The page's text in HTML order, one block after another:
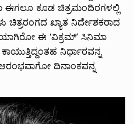
ಈಗಲೂ ಕೂಡ ಚಿತ್ರಮಂದಿರಗಳಲ್ಲಿ
ಚಿತ್ರರಂಗದ ಖ್ಯಾತ ನಿರ್ದೇಶಕರಾದ
ಈ ‘ವಿಕ್ರಮ್’ ಸಿನಿಮಾ
ನಿರ್ಧಾರವನ್ನ
ದಿನಾಂಕವನ್ನ